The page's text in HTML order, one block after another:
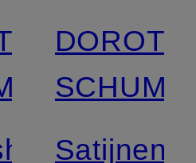
Satijnen